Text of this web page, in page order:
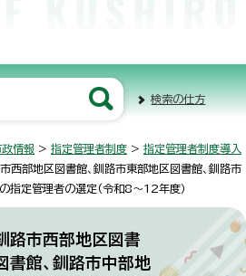
検索の仕方
政情報 > 指定管理者制度 > 指定管理者制度導入
西部地区図書館、釧路市東部地区図書館、釧路市
指定管理者の選定(令和8～12年度）
路市西部地区図書
書館、釧路市中部地